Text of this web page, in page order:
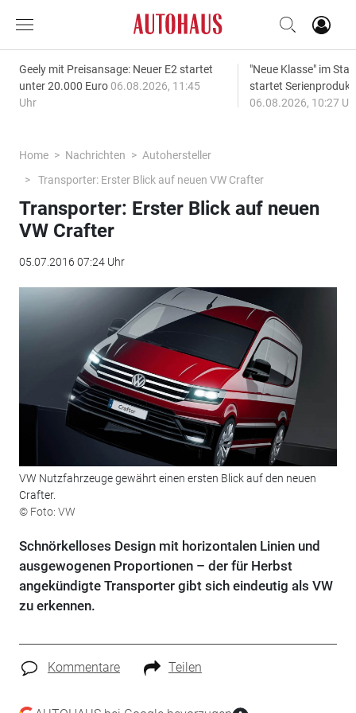
Geely mit Preisansage: Neuer E2 startet
unter 20.000 Euro 06.08.2026, 11:45
Uhr
"Neue Klasse" im
startet
06.08.2026, 10:27
Home Nachrichten
Autohersteller
Transporter: Erster Blick auf neuen VW Crafter
Transporter: Erster Blick auf neuen
VW Crafter
05.07.2016 07:24 Uhr
VW Nutzfahrzeuge gewährt einen ersten Blick auf den neuen
Crafter.
© Foto: VW
Schnörkelloses Design mit horizontalen Linien und
ausgewogenen Proportionen – der für Herbst
angekündigte Transporter gibt sich eindeutig als VW
zu erkennen.
Kommentare Teilen